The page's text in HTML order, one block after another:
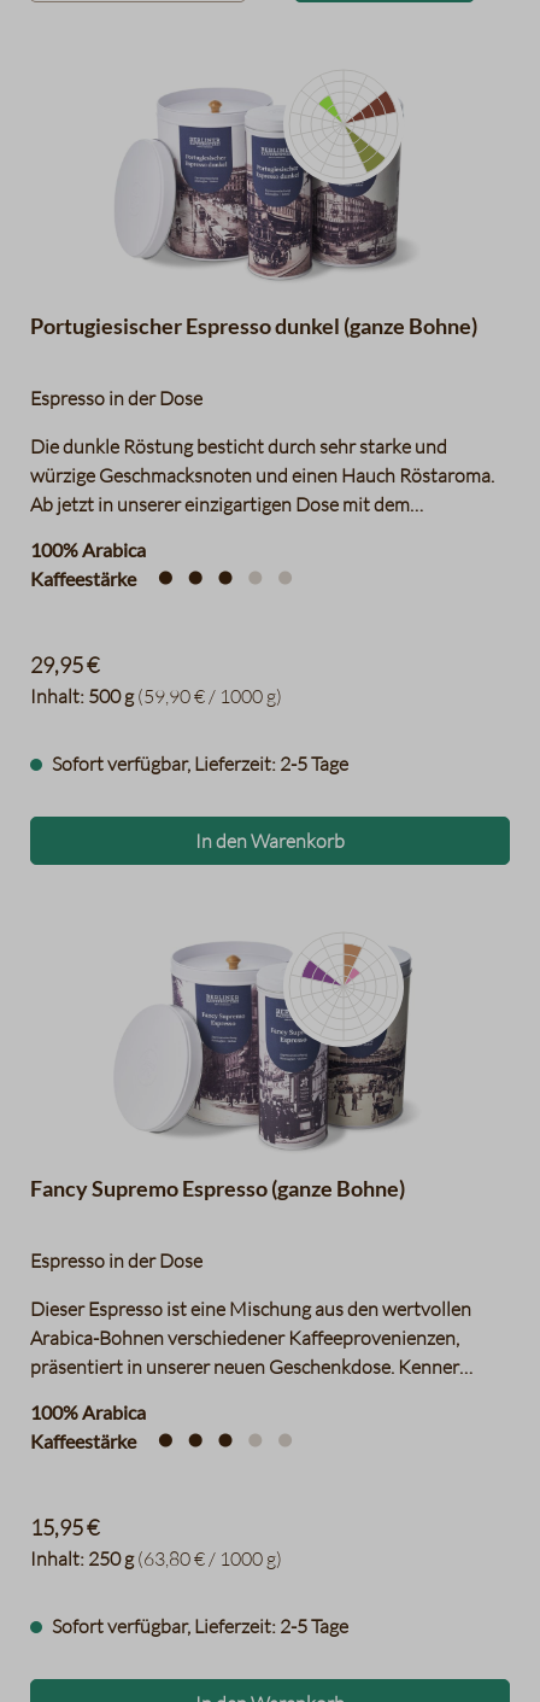
Limonen, Heidelbeeren, Bergamotte und Orangen - und
der Gaumen freut sich zusätzlich über Aromen von Zimt
über Lakrize bis hin zu Schokolade.
Datentabelle für das
Zartbitterschokolade
schwarzer Pfeffer,
Ananas
Portugiesischer Espresso dunkel (ganze Bohne)
Espresso in der Dose
Die dunkle Röstung besticht durch sehr starke und
würzige Geschmacksnoten und einen Hauch Röstaroma.
Ab jetzt in unserer einzigartigen Dose mit dem
Vergnügen! Die Dose ist ca. 14,3 cm im Durchmesser und
18,6 cm hoch.
100% Arabica
Kaffeestärke
Inhalt: 500 g(59,90 € / 1000 g)
29,95 €
Sofort verfügbar, Lieferzeit: 2-5 Tage
In den Warenkorb
Datentabelle für das
Haselnüsse
Cola
Himbeeren
Fancy Supremo Espresso (ganze Bohne)
Espresso in der Dose
Dieser Espresso ist eine Mischung aus den wertvollen
Arabica-Bohnen verschiedener Kaffeeprovenienzen,
präsentiert in unserer neuen Geschenkdose. Kenner
Zartbitterschokolade, Nougat und Vanilleschoten.
100% Arabica
Kaffeestärke
Inhalt: 250 g(63,80 € / 1000 g)
15,95 €
Sofort verfügbar, Lieferzeit: 2-5 Tage